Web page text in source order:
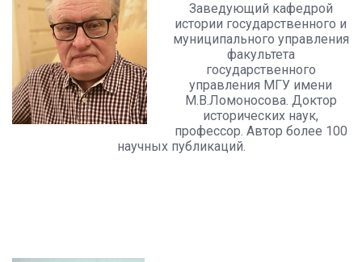
Заведующий кафедрой
истории государственного и
муниципального управления
факультета
государственного
управления МГУ имени
М.В.Ломоносова. Доктор
исторических наук,
профессор. Автор более 100
научных публикаций.